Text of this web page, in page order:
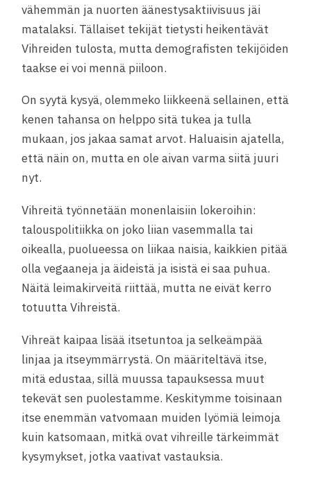
vähemmän ja nuorten äänestysaktiivisuus jäi
matalaksi. Tällaiset tekijät tietysti heikentävät
Vihreiden tulosta, mutta demografisten tekijöiden
taakse ei voi mennä piiloon.
On syytä kysyä, olemmeko liikkeenä sellainen, että
kenen tahansa on helppo sitä tukea ja tulla
mukaan, jos jakaa samat arvot. Haluaisin ajatella,
että näin on, mutta en ole aivan varma siitä juuri
nyt.
Vihreitä työnnetään monenlaisiin lokeroihin:
talouspolitiikka on joko liian vasemmalla tai
oikealla, puolueessa on liikaa naisia, kaikkien pitää
olla vegaaneja ja äideistä ja isistä ei saa puhua.
Näitä leimakirveitä riittää, mutta ne eivät kerro
totuutta Vihreistä.
Vihreät kaipaa lisää itsetuntoa ja selkeämpää
linjaa ja itseymmärrystä. On määriteltävä itse,
mitä edustaa, sillä muussa tapauksessa muut
tekevät sen puolestamme. Keskitymme toisinaan
itse enemmän vatvomaan muiden lyömiä leimoja
kuin katsomaan, mitkä ovat vihreille tärkeimmät
kysymykset, jotka vaativat vastauksia.